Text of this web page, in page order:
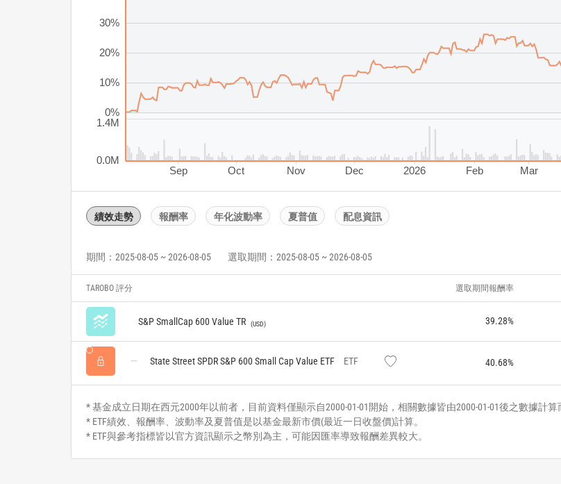
Sep Oct Nov Dec 2026 Feb Mar
0.0M
1.4M
0%
10%
20%
30%
績效走勢 報酬率 年化波動率 夏普值 配息資訊
期間：2025-08-05 ~ 2026-08-05 選取期間：2025-08-05 ~ 2026-08-05
TAROBO 評分 選取期間報酬率
S&P SmallCap 600 Value TR USD 39.28%
State Street SPDR S&P 600 Small Cap Value ETF ETF 40.68%
* 基金成立日期在西元2000年以前者，目前資料僅顯示自2000-01-01開始，相關數據皆由2000-01-01後之數據計算
* ETF績效、報酬率、波動率及夏普值是以基金最新市價(最近一日收盤價)計算。
* ETF與參考指標皆以官方資訊顯示之幣別為主，可能因匯率導致報酬差異較大。